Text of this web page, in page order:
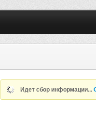
PR1-ITALY-STEPLEX-
Идет сбор информации...